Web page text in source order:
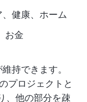
健康、ホーム
お金
持できます。
プロジェクトと
、他の部分を疎